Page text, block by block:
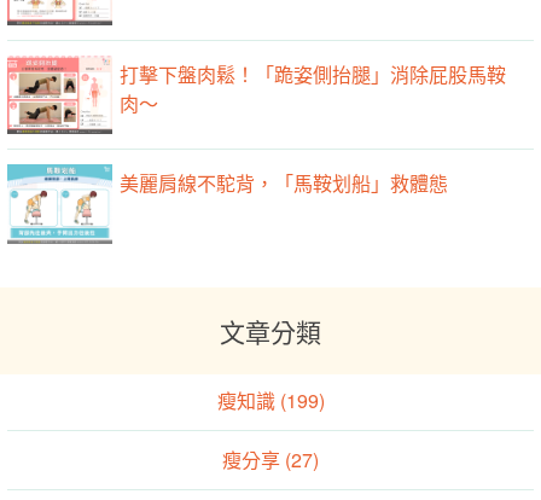
打擊下盤肉鬆！「跪姿側抬腿」消除屁股馬鞍
肉～
美麗肩線不駝背，「馬鞍划船」救體態
文章分類
瘦知識 (199)
瘦分享 (27)